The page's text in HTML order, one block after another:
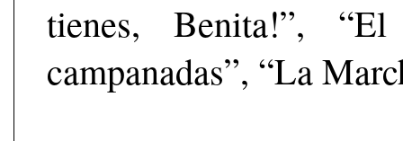
tienes, Benita!”,
campanadas”, “La